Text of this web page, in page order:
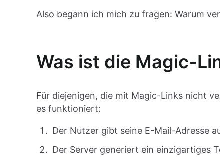
Also begann ich mich zu fragen: Warum
Was ist die Magic-
Für diejenigen, die mit Magic-Links nicht
es funktioniert:
Der Nutzer gibt seine E-Mail-Adresse
Der Server generiert ein einzigartiges